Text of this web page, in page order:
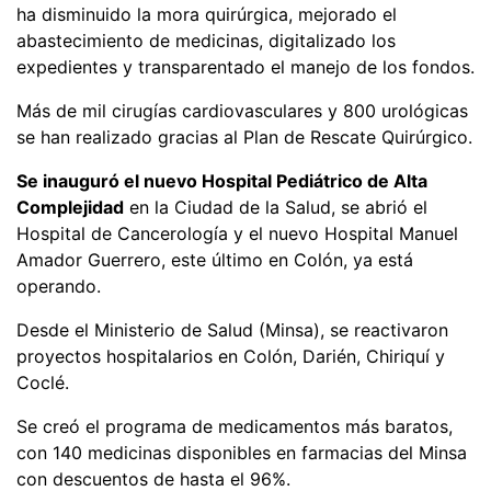
ha disminuido la mora quirúrgica, mejorado el
abastecimiento de medicinas, digitalizado los
expedientes y transparentado el manejo de los fondos.
Más de mil cirugías cardiovasculares y 800 urológicas
se han realizado gracias al Plan de Rescate Quirúrgico.
Se inauguró el nuevo Hospital Pediátrico de Alta
Complejidad en la Ciudad de la Salud, se abrió el
Hospital de Cancerología y el nuevo Hospital Manuel
Amador Guerrero, este último en Colón, ya está
operando.
Desde el Ministerio de Salud (Minsa), se reactivaron
proyectos hospitalarios en Colón, Darién, Chiriquí y
Coclé.
Se creó el programa de medicamentos más baratos,
con 140 medicinas disponibles en farmacias del Minsa
con descuentos de hasta el 96%.